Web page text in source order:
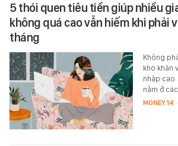
5 thói quen tiêu tiền giúp nhiều
không quá cao vẫn hiếm khi phải
tháng
Không
khó khăn
nhập
nằm ở
MONEY.14